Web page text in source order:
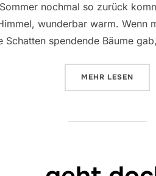
nochmal so zurück
wunderbar warm.
spendende Bäume
MEHR ÜBER
LESEN